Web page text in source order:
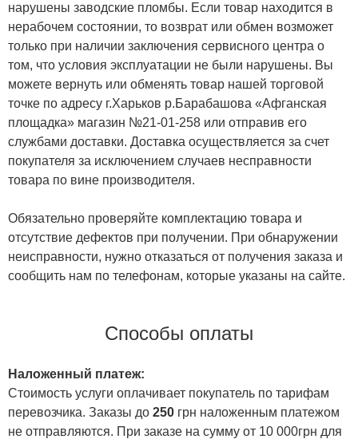
нарушены заводские пломбы. Если товар находится в
нерабочем состоянии, то возврат или обмен возможет
только при наличии заключения сервисного центра о
том, что условия эксплуатации не были нарушены. Вы
можете вернуть или обменять товар нашей торговой
точке по адресу г.Харьков р.Барабашова «Афганская
площадка» магазин №21-01-258 или отправив его
службами доставки. Доставка осуществляется за счет
покупателя за исключением случаев несправности
товара по вине производителя.
Обязательно проверяйте комплектацию товара и
отсутствие дефектов при получении. При обнаружении
неисправности, нужно отказаться от получения заказа и
сообщить нам по телефонам, которые указаны на сайте.
Способы оплаты
Наложенный платеж:
Стоимость услуги оплачивает покупатель по тарифам
перевозчика. Заказы до 250 грн наложенным платежом
не отправляются. При заказе на сумму от 10 000грн для